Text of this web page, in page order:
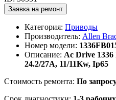
Заявка на ремонт
Категория: Приводы
Производитель: Allen
Номер модели:
Описание: Ac Drive 1336
24.2/27A, 11/11Kw, Ip65
Стоимость ремонта: По